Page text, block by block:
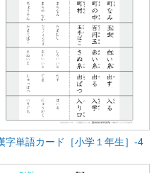
字単語カード［小学１年生］-4